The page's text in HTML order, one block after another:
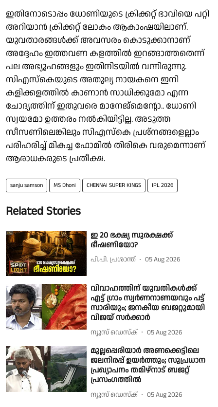
ഇതിനോടൊപ്പം ധോണിയുടെ ക്രിക്കറ്റ് ഭാവിയെ പറ്റി
അറിയാൻ ക്രിക്കറ്റ് ലോകം ആകാംഷയിലാണ്.
യുവതാരങ്ങൾക്ക് അവസരം കൊടുക്കാനാണ്
അദ്ദേഹം ഇത്തവണ കളത്തിൽ ഇറങ്ങാത്തതെന്ന്
പല അഭ്യൂഹങ്ങളും ഇതിനിടയിൽ വന്നിരുന്നു.
സിഎസ്കെയുടെ അതുല്യ നായകനെ ഇനി
കളിക്കളത്തിൽ കാണാൻ സാധിക്കുമോ എന്ന
ചോദ്യത്തിന് ഇതുവരെ മാനേജ്മെൻ്റോ.. ധോണി
സ്വയമോ ഉത്തരം നൽകിയിട്ടില്ല. അടുത്ത
സീസണിലെങ്കിലും സിഎസ്കെ പ്രശ്നങ്ങളെല്ലാം
പരിഹരിച്ച് മികച്ച ഫോമിൽ തിരികെ വരുമെന്നാണ്
ആരാധകരുടെ പ്രതീക്ഷ.
sanju samson MS Dhoni CHENNAI SUPER KINGS IPL 2026
Related Stories
ഇ 20 ഭക്ഷ്യ സുരക്ഷക്ക്
ഭീഷണിയോ?
പി.പി. പ്രശാന്ത് 05 Aug 2026
വിവാഹത്തിന് യുവതികൾക്ക്
എട്ട് ഗ്രാം സ്വർണനാണയവും പട്ട്
സാരിയും; ജനകീയ ബജറ്റുമായി
വിജയ് സർക്കാർ
ന്യൂസ് ഡെസ്ക് 05 Aug 2026
മുല്ലപ്പെരിയാർ അണക്കെട്ടിലെ
ജലനിരപ്പ് ഉയർത്തും; സുപ്രധാന
പ്രഖ്യാപനം തമിഴ്നാട് ബജറ്റ്
പ്രസംഗത്തിൽ
ന്യൂസ് ഡെസ്ക് 05 Aug 2026